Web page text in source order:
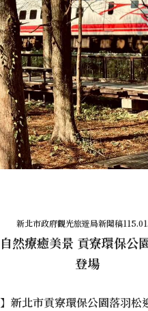
新北市政府觀光旅遊局新聞稿
然療癒美景 貢寮環保公
登場
】新北市貢寮環保公園落羽